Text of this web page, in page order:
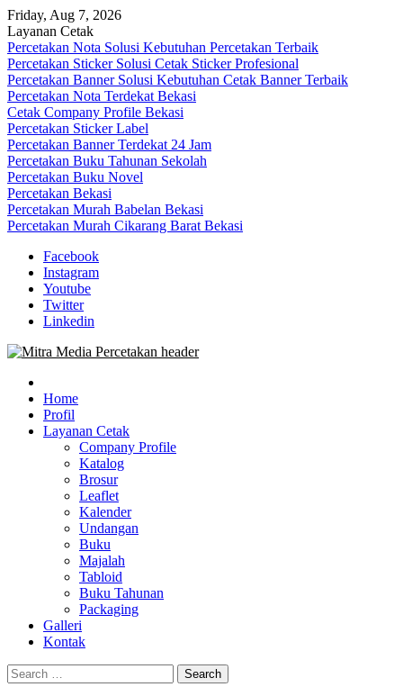
Skip
to
content
Friday, Aug 7, 2026
Layanan Cetak
Percetakan Nota Solusi Kebutuhan Percetakan Terbaik
Percetakan Sticker Solusi Cetak Sticker Profesional
Percetakan Banner Solusi Kebutuhan Cetak Banner Terbaik
Percetakan Nota Terdekat Bekasi
Cetak Company Profile Bekasi
Percetakan Sticker Label
Percetakan Banner Terdekat 24 Jam
Percetakan Buku Tahunan Sekolah
Percetakan Buku Novel
Percetakan Bekasi
Percetakan Murah Babelan Bekasi
Percetakan Murah Cikarang Barat Bekasi
Facebook
Instagram
Youtube
Twitter
Linkedin
Mitra Media Percetakan Bekasi
0813-1670-6191
0813-1670-6191 (Call/WA) Perusahaan Tempat Alamat Jasa Pusat
Percetakan Bekasi Barat Timur Utara Selatan Murah 24 Jam
Home
Profil
Layanan Cetak
Company Profile
Katalog
Brosur
Leaflet
Kalender
Undangan
Buku
Majalah
Tabloid
Buku Tahunan
Packaging
Galleri
Kontak
Search
for: